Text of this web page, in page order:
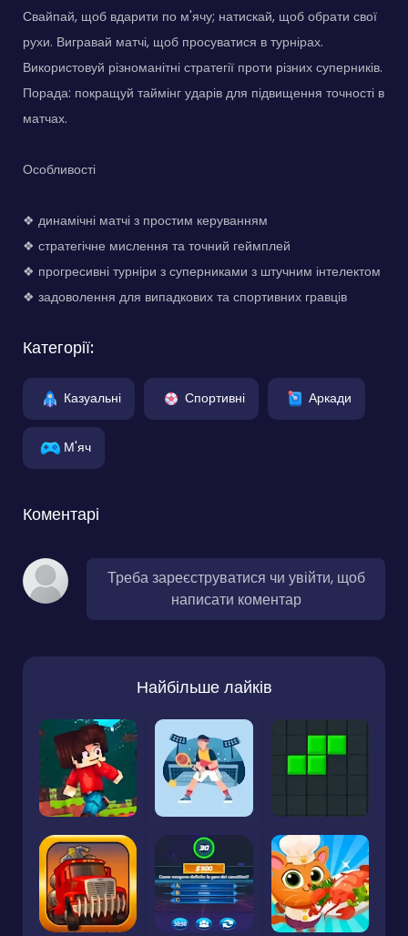
Свайпай, щоб вдарити по м'ячу; натискай, щоб обрати свої
рухи. Вигравай матчі, щоб просуватися в турнірах.
Використовуй різноманітні стратегії проти різних суперників.
Порада: покращуй таймінг ударів для підвищення точності в
матчах.
Особливості
❖ динамічні матчі з простим керуванням
❖ стратегічне мислення та точний геймплей
❖ прогресивні турніри з суперниками з штучним інтелектом
❖ задоволення для випадкових та спортивних гравців
Категорії:
Казуальні Спортивні Аркади
М'яч
Коментарі
Треба зареєструватися чи увійти, щоб
написати коментар
Найбільше лайків